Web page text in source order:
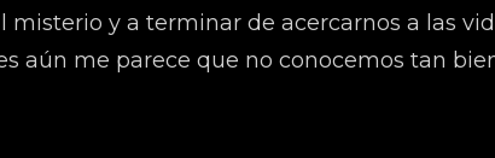
y a terminar de acercarnos a las
aún me parece que no conocemos tan